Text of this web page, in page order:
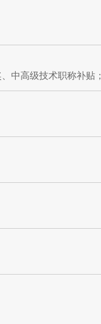
中高级技术职称补贴；